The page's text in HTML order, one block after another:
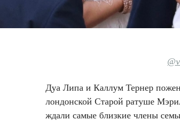
Дуа Липа и Каллум Тернер
лондонской Старой ратуше
ждали самые близкие члены